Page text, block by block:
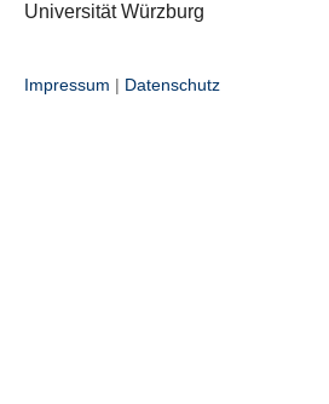
Universität Würzburg
Impressum | Datenschutz